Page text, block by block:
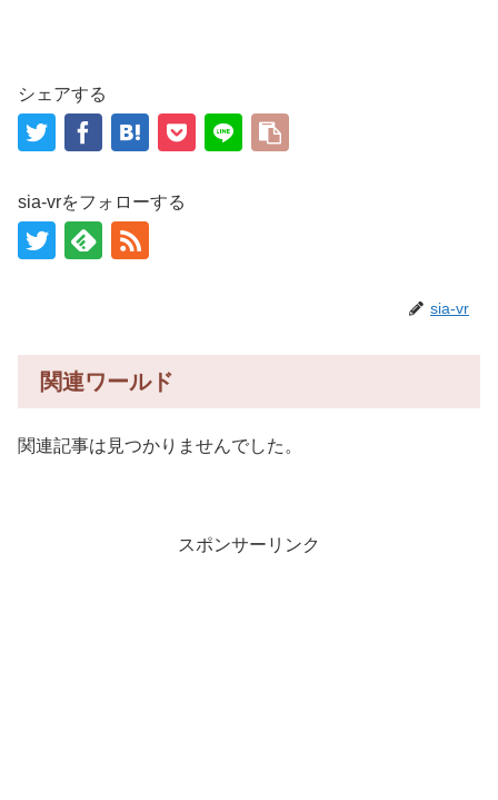
シェアする
sia-vrをフォローする
sia-vr
関連ワールド
関連記事は見つかりませんでした。
スポンサーリンク